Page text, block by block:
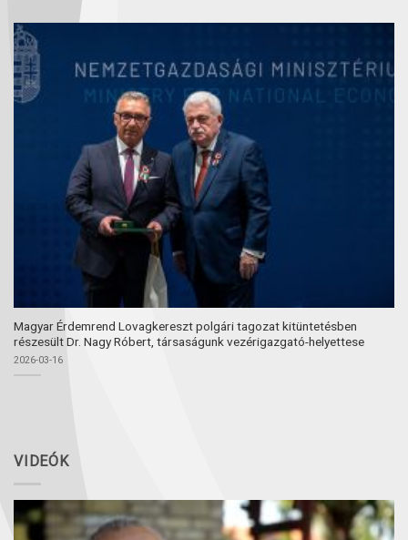
Magyar Érdemrend Lovagkereszt polgári tagozat kitüntetésben
részesült Dr. Nagy Róbert, társaságunk vezérigazgató-helyettese
2026-03-16
VIDEÓK